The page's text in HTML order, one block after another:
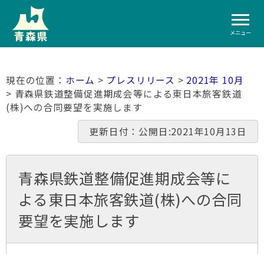
メニュー
ホーム > プレスリリース > 2021年 10月
> 青森県鉄道整備促進期成会等による東日本旅客鉄道
(株)への合同要望を実施します
更新日付：公開日:2021年10月13日
青森県鉄道整備促進期成会等に
よる東日本旅客鉄道(株)への合同
要望を実施します